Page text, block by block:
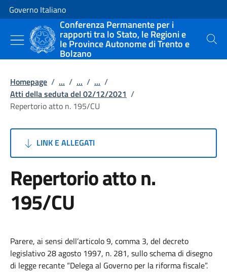
Vai al contenuto
Vai alla navigazione del sito
Governo Italiano
Conferenza Permanente per i
rapporti tra lo Stato, le Regioni e
le Province Autonome di Trento e
Bolzano
Cerca
Homepage / ... / ... / ... /
Atti della seduta del 02/12/2021 /
Repertorio atto n. 195/CU
LINK E ALLEGATI
Repertorio atto n.
195/CU
Parere, ai sensi dell’articolo 9, comma 3, del decreto
legislativo 28 agosto 1997, n. 281, sullo schema di disegno
di legge recante “Delega al Governo per la riforma fiscale”.